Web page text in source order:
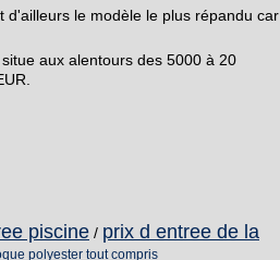
d'ailleurs le modèle le plus répandu car
aux alentours des 5000 à 20
piscine / prix d entree de la
polyester tout compris